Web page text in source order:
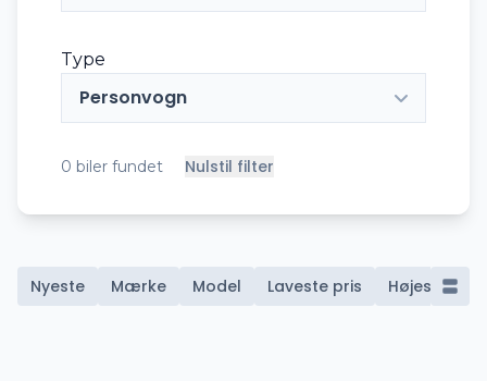
Type
Personvogn
0 biler fundet Nulstil filter
Nyeste Mærke Model Laveste pris Højeste pris